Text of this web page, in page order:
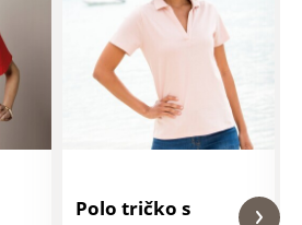
Polo tričko s